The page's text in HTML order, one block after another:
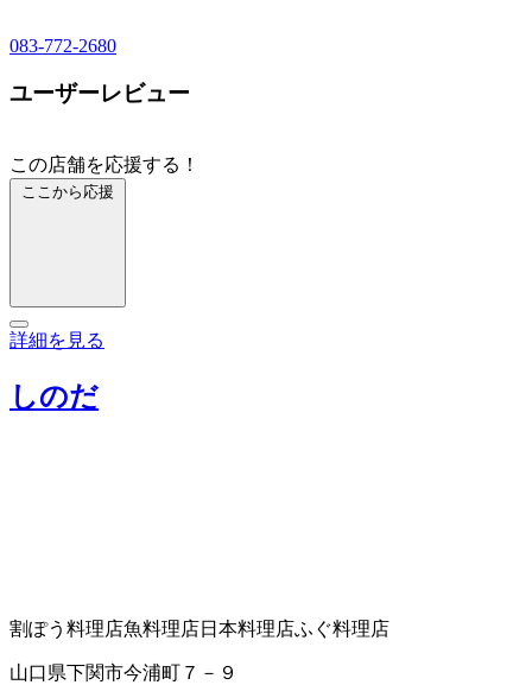
083-772-2680
ユーザーレビュー
この店舗を応援する！
ここから応援
詳細を見る
しのだ
割ぽう料理店魚料理店日本料理店ふぐ料理店
山口県下関市今浦町７－９